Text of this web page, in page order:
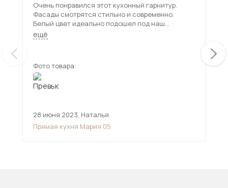
Очень понравился этот кухонный гарнитур.
Фасады смотрятся стильно и современно.
Белый цвет идеально подошел под наш
интерьер. На кухне с ним стало светлее и
просторнее. Шкафчики и тумбы вместительные.
мебель для кухни, все смотрится гармонично.
ещё
Фото товара:
28 июня 2023, Наталья
Прямая кухня Мария 05